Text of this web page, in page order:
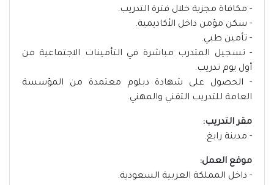
- مكافاة مجزية خلال فترة التدريب.
- سكن مؤمن داخل الأكاديمية.
- تأمين طبي.
- تسجيل المتدرب مباشرة في التأمينات الاجتماعية من
أول يوم تدريب.
- الحصول على شهادة دبلوم معتمدة من المؤسسة
العامة للتدريب التقني والمهني.
مقر التدريب:
- مدينة رابغ.
موقع العمل:
- داخل المملكة العربية السعودية.